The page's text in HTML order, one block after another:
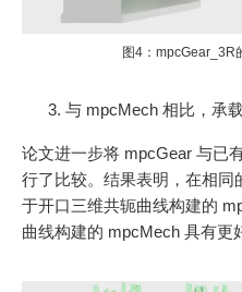
图4：mpcGear_3R
与 mpcMech 相比，承
论文进一步将 mpcGear 与已
行了比较。结果表明，在相同
于开口三维共轭曲线构建的
曲线构建的 mpcMech 具有更